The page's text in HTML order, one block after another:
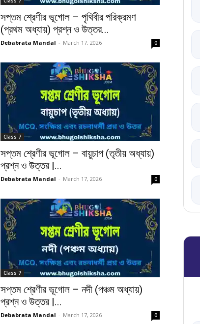
সপ্তম শ্রেণীর ভূগোল – পৃথিবীর পরিক্রমণ
(প্রথম অধ্যায়) প্রশ্ন ও উত্তর...
Debabrata Mandal - March 17, 2026 0
Class 7
সপ্তম শ্রেণীর ভূগোল – বায়ুচাপ (তৃতীয় অধ্যায়)
প্রশ্ন ও উত্তর |...
Debabrata Mandal - March 17, 2026 0
Class 7
সপ্তম শ্রেণীর ভূগোল – নদী (পঞ্চম অধ্যায়)
প্রশ্ন ও উত্তর |...
Debabrata Mandal - March 17, 2026 0